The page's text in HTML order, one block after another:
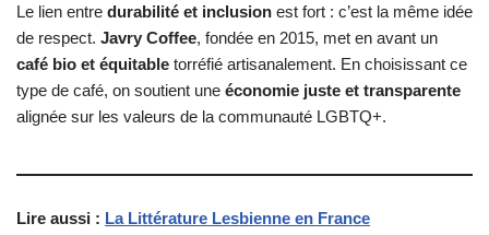
Le lien entre durabilité et inclusion est fort : c’est la même idée
de respect. Javry Coffee, fondée en 2015, met en avant un
café bio et équitable torréfié artisanalement. En choisissant ce
type de café, on soutient une économie juste et transparente
alignée sur les valeurs de la communauté LGBTQ+.
Lire aussi : La Littérature Lesbienne en France